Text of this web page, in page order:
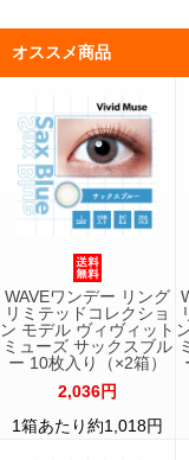
オススメ商品
WAVEワンデー リング
リミテッドコレクショ
ン モデル ヴィヴィット
ミューズ サックスブル
ー 10枚入り（×2箱）
2,036円
1箱あたり約1,018円